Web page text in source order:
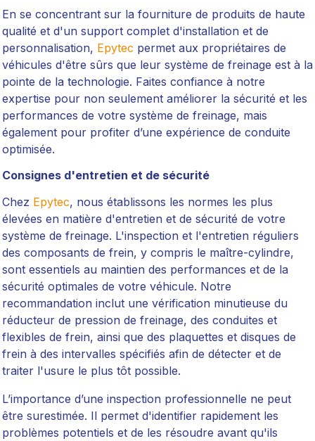
En se concentrant sur la fourniture de produits de haute
qualité et d'un support complet d'installation et de
personnalisation, Epytec permet aux propriétaires de
véhicules d'être sûrs que leur système de freinage est à la
pointe de la technologie. Faites confiance à notre
expertise pour non seulement améliorer la sécurité et les
performances de votre système de freinage, mais
également pour profiter d’une expérience de conduite
optimisée.
Consignes d'entretien et de sécurité
Chez Epytec, nous établissons les normes les plus
élevées en matière d'entretien et de sécurité de votre
système de freinage. L'inspection et l'entretien réguliers
des composants de frein, y compris le maître-cylindre,
sont essentiels au maintien des performances et de la
sécurité optimales de votre véhicule. Notre
recommandation inclut une vérification minutieuse du
réducteur de pression de freinage, des conduites et
flexibles de frein, ainsi que des plaquettes et disques de
frein à des intervalles spécifiés afin de détecter et de
traiter l'usure le plus tôt possible.
L’importance d’une inspection professionnelle ne peut
être surestimée. Il permet d'identifier rapidement les
problèmes potentiels et de les résoudre avant qu'ils